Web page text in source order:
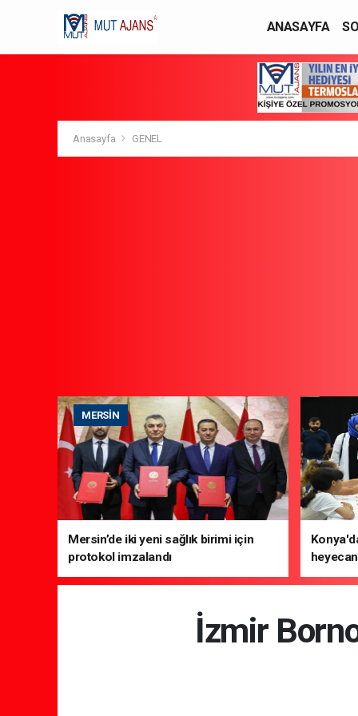
ANASAYFA
Anasayfa GENEL
MERSIN
Mersin’de iki yeni sağlık birimi için
protokol imzalandı
İzmir